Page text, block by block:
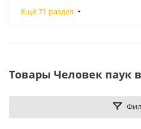
Ещё 71 раздел
Товары Человек паук